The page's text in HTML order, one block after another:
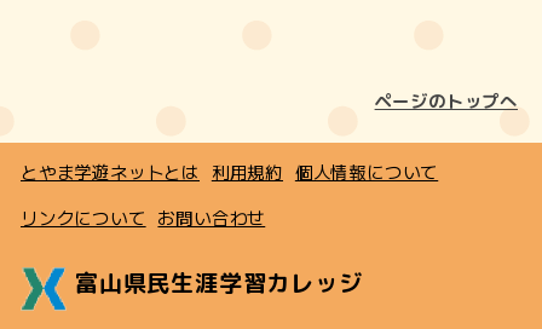
ページのトップへ
とやま学遊ネットとは 利用規約 個人情報について
リンクについて お問い合わせ
富山県民生涯学習カレッジ